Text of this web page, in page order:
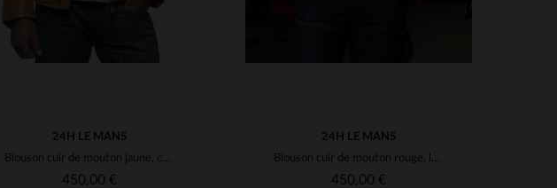
24H LE MANS
Blouson cuir de mouton jaune, coupe regular, style motard et coloré.
450,00 €
24H LE MANS
Blouson cuir de mouton rouge, léger, inspiré des courses automobiles.
450,00 €